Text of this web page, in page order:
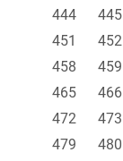
444
445
451
452
458
459
465
466
472
473
479
480